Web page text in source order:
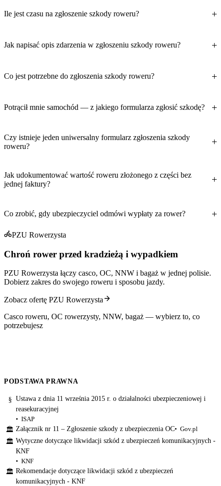
Ile jest czasu na zgłoszenie szkody roweru?
Jak napisać opis zdarzenia w zgłoszeniu szkody roweru?
Co jest potrzebne do zgłoszenia szkody roweru?
Potrącił mnie samochód — z jakiego formularza zgłosić szkodę?
Czy istnieje jeden uniwersalny formularz zgłoszenia szkody
roweru?
Jak udokumentować wartość roweru złożonego z części bez
jednej faktury?
Co zrobić, gdy ubezpieczyciel odmówi wypłaty za rower?
PZU Rowerzysta
Chroń rower przed kradzieżą i wypadkiem
PZU Rowerzysta łączy casco, OC, NNW i bagaż w jednej polisie.
Dobierz zakres do swojego roweru i sposobu jazdy.
Zobacz ofertę PZU Rowerzysta
Casco roweru, OC rowerzysty, NNW, bagaż — wybierz to, co
potrzebujesz
PODSTAWA PRAWNA
§ Ustawa z dnia 11 września 2015 r. o działalności ubezpieczeniowej i
reasekuracyjnej
ISAP
🏛 Załącznik nr 11 – Zgłoszenie szkody z ubezpieczenia OC
Gov.pl
🏛 Wytyczne dotyczące likwidacji szkód z ubezpieczeń komunikacyjnych -
KNF
KNF
🏛 Rekomendacje dotyczące likwidacji szkód z ubezpieczeń
komunikacyjnych - KNF